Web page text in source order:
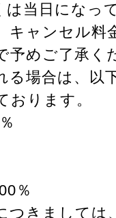
当日になっ
キャンセル料
予めご了承く
る場合は、以
おります。
％
きましては